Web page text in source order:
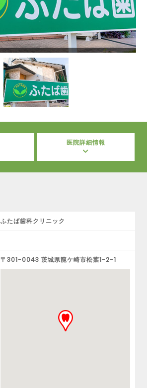
医院詳細情報
ふたば歯科クリニック
〒301-0043 茨城県龍ケ崎市松葉1-2-1